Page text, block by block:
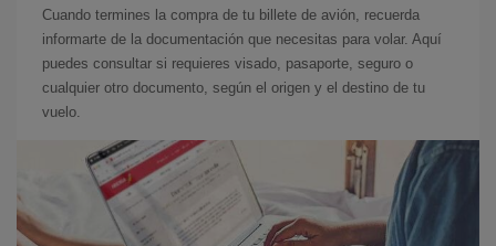
Cuando termines la compra de tu billete de avión, recuerda
informarte de la documentación que necesitas para volar. Aquí
puedes consultar si requieres visado, pasaporte, seguro o
cualquier otro documento, según el origen y el destino de tu
vuelo.